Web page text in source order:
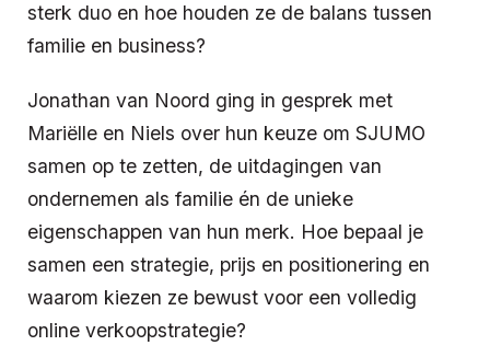
sterk duo en hoe houden ze de balans tussen
familie en business?
Jonathan van Noord ging in gesprek met
Mariëlle en Niels over hun keuze om SJUMO
samen op te zetten, de uitdagingen van
ondernemen als familie én de unieke
eigenschappen van hun merk. Hoe bepaal je
samen een strategie, prijs en positionering en
waarom kiezen ze bewust voor een volledig
online verkoopstrategie?